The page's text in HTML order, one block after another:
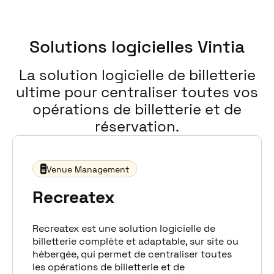
Solutions logicielles Vintia
La solution logicielle de billetterie
ultime pour centraliser toutes vos
opérations de billetterie et de
réservation.
Venue Management
Recreatex
Recreatex est une solution logicielle de
billetterie complète et adaptable, sur site ou
hébergée, qui permet de centraliser toutes
les opérations de billetterie et de